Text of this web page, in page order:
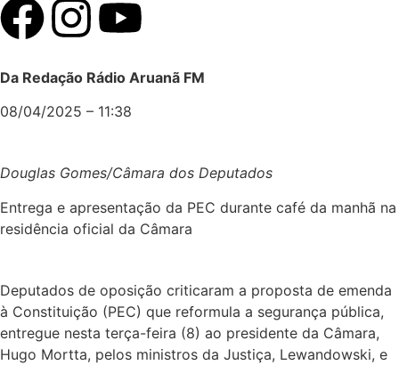
Da Redação Rádio Aruanã FM
08/04/2025 – 11:38
Douglas Gomes/Câmara dos Deputados
Entrega e apresentação da PEC durante café da manhã na
residência oficial da Câmara
Deputados de oposição criticaram a proposta de emenda
à Constituição (PEC) que reformula a segurança pública,
entregue nesta terça-feira (8) ao presidente da Câmara,
Hugo Mortta, pelos ministros da Justiça, Lewandowski, e